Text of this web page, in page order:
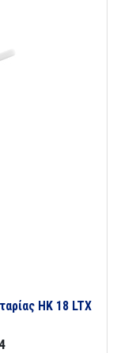
HK 18 LTX